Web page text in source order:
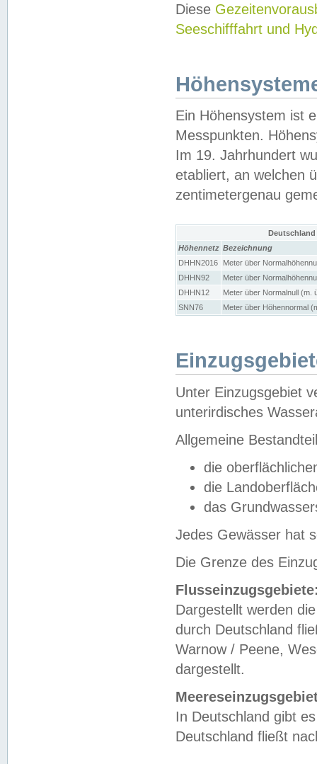
Diese
Seeschifffahrt und
Ein Höhensystem ist
Messpunkten.
Im 19. Jahrhundert
etabliert, an welchen
zentimetergenau
Höhennetz Bezeichnung
DHHN2016
Meter über
DHHN92
Meter über
DHHN12
Meter über Normalnull (m.
SNN76
Meter über Höhennormal
Unter Einzugsgebiet
unterirdisches
Allgemeine
die
die
das
Jedes Gewässer hat
Die Grenze des
Dargestellt werden
durch Deutschland
Warnow / Peene,
dargestellt.
In Deutschland gibt
Deutschland fließt